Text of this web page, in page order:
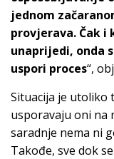
jednom
provjerava. Čak i
unaprijedi, onda
uspori proces“,
Situacija je utoliko
usporavaju oni na
saradnje nema ni
Takođe, sve dok